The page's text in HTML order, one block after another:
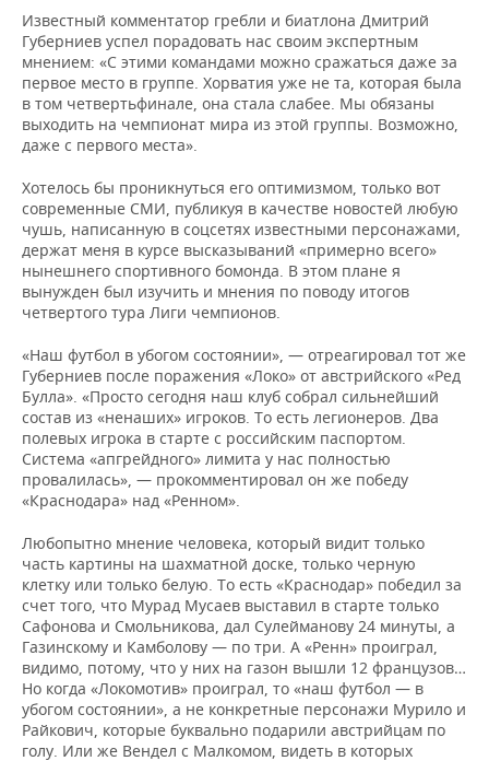
Известный комментатор гребли и биатлона Дмитрий
Губерниев успел порадовать нас своим экспертным
мнением: «С этими командами можно сражаться даже за
первое место в группе. Хорватия уже не та, которая была
в том четвертьфинале, она стала слабее. Мы обязаны
выходить на чемпионат мира из этой группы. Возможно,
даже с первого места».
Хотелось бы проникнуться его оптимизмом, только вот
современные СМИ, публикуя в качестве новостей любую
чушь, написанную в соцсетях известными персонажами,
держат меня в курсе высказываний «примерно всего»
нынешнего спортивного бомонда. В этом плане я
вынужден был изучить и мнения по поводу итогов
четвертого тура Лиги чемпионов.
«Наш футбол в убогом состоянии», — отреагировал тот же
Губерниев после поражения «Локо» от австрийского «Ред
Булла». «Просто сегодня наш клуб собрал сильнейший
состав из «ненаших» игроков. То есть легионеров. Два
полевых игрока в старте с российским паспортом.
Система «апгрейдного» лимита у нас полностью
провалилась», — прокомментировал он же победу
«Краснодара» над «Ренном».
Любопытно мнение человека, который видит только
часть картины на шахматной доске, только черную
клетку или только белую. То есть «Краснодар» победил за
счет того, что Мурад Мусаев выставил в старте только
Сафонова и Смольникова, дал Сулейманову 24 минуты, а
Газинскому и Камболову — по три. А «Ренн» проиграл,
видимо, потому, что у них на газон вышли 12 французов…
Но когда «Локомотив» проиграл, то «наш футбол — в
убогом состоянии», а не конкретные персонажи Мурило и
Райкович, которые буквально подарили австрийцам по
голу. Или же Вендел с Малкомом, видеть в которых